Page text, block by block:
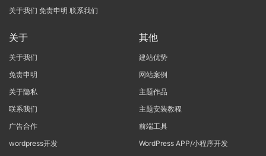
关于我们 免责申明 联系我们
关于
关于我们
免责申明
关于隐私
联系我们
广告合作
wordpress开发
其他
建站优势
网站案例
主题作品
主题安装教程
前端工具
WordPress APP/小程序开发